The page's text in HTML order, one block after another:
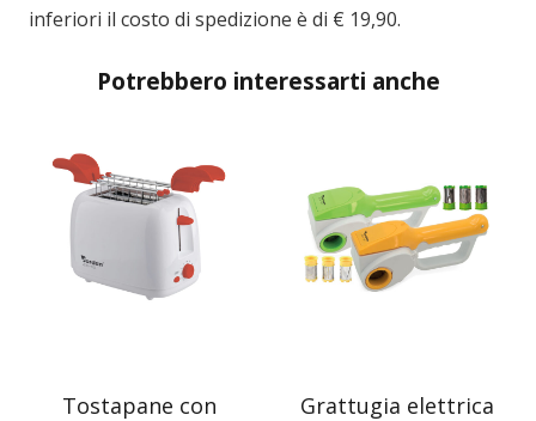
inferiori il costo di spedizione è di € 19,90.
Potrebbero interessarti anche
Tostapane con
Grattugia elettrica